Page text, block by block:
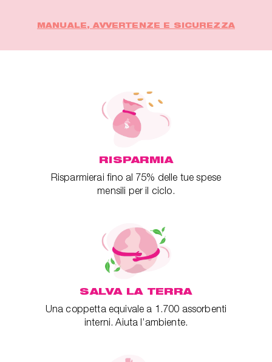
MANUALE, AVVERTENZE E SICUREZZA
RISPARMIA
Risparmierai fino al 75% delle tue spese
mensili per il ciclo.
SALVA LA TERRA
Una coppetta equivale a 1.700 assorbenti
interni. Aiuta l’ambiente.